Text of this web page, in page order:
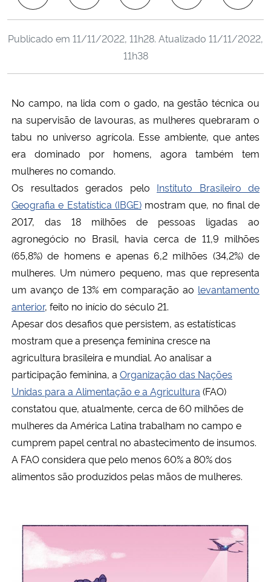
Ministério de Minas e Energia
Ministério da Ciência, Tecnologia, Inovações e Comunicações
Ministério do Turismo
Ministério do Desenvolvimento Regional
Controladoria-Geral da União
Secretaria-Geral
Secretaria de Governo
Gabinete de Segurança Institucional
Advocacia-Geral da União
Banco Central do Brasil
Planalto
Publicado em 11/11/2022, 11h28. Atualizado 11/11/2022,
11h38
No campo, na lida com o gado, na gestão técnica ou
na supervisão de lavouras, as mulheres quebraram o
tabu no universo agrícola. Esse ambiente, que antes
era dominado por homens, agora também tem
mulheres no comando.
Os resultados gerados pelo Instituto Brasileiro de
Geografia e Estatística (IBGE)mostram que, no final de
2017, das 18 milhões de pessoas ligadas ao
agronegócio no Brasil, havia cerca de 11,9 milhões
(65,8%) de homens e apenas 6,2 milhões (34,2%) de
mulheres. Um número pequeno, mas que representa
um avanço de 13% em comparação ao levantamento
anterior, feito no início do século 21.
Apesar dos desafios que persistem, as estatísticas
mostram que a presença feminina cresce na
agricultura brasileira e mundial. Ao analisar a
participação feminina, a Organização das Nações
Unidas para a Alimentação e a Agricultura (FAO)
constatou que, atualmente, cerca de 60 milhões de
mulheres da América Latina trabalham no campo e
cumprem papel central no abastecimento de insumos.
A FAO considera que pelo menos 60% a 80% dos
alimentos são produzidos pelas mãos de mulheres.